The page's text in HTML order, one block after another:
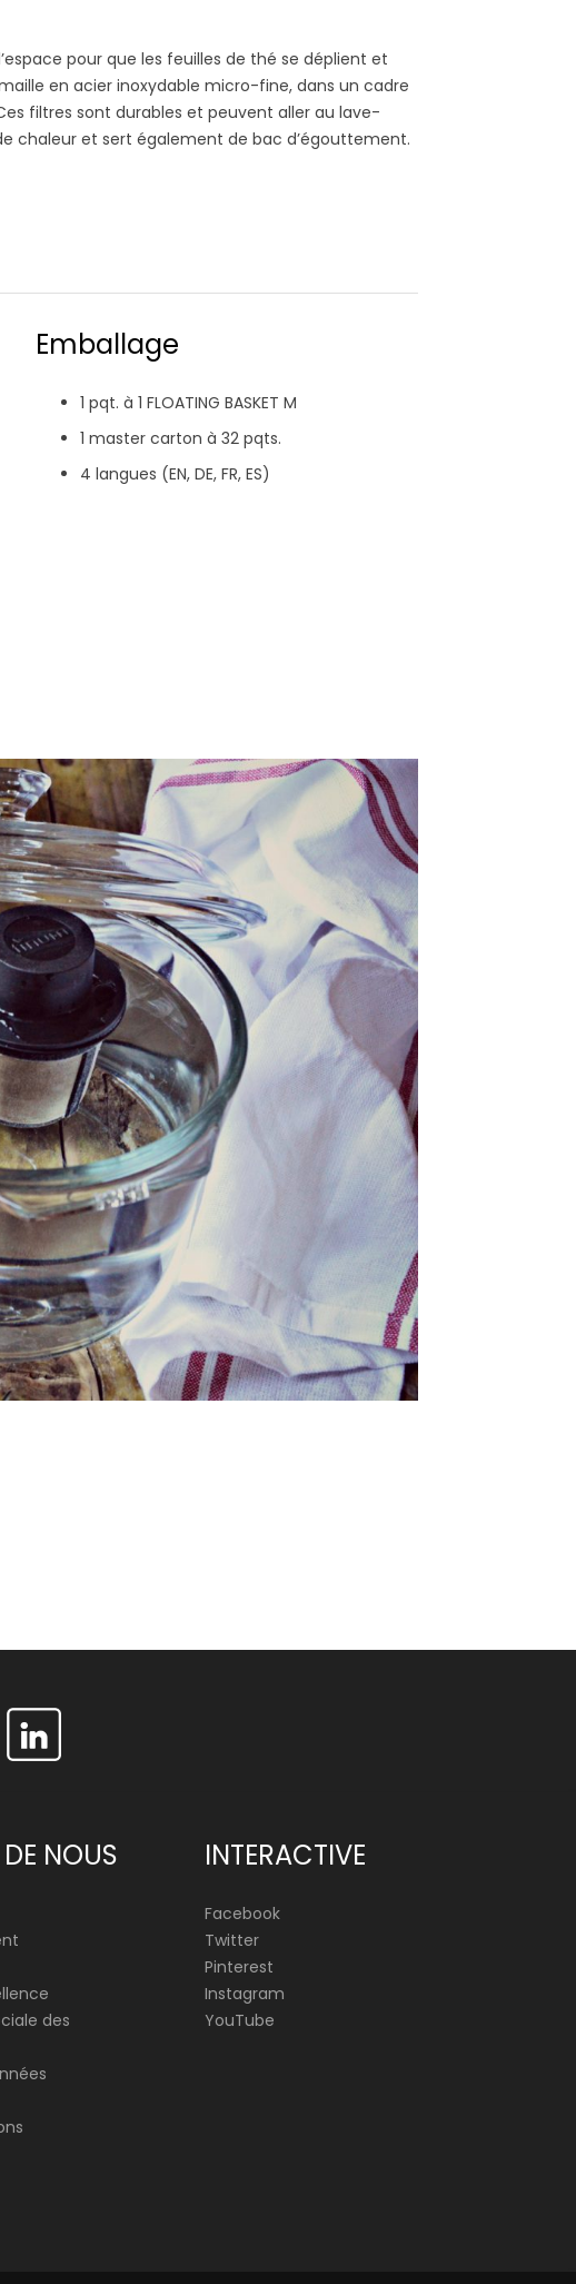
pour que les feuilles de thé se déplient et
en acier inoxydable micro-fine, dans un cadre
filtres sont durables et peuvent aller au lave-
chaleur et sert également de bac d’égouttement.
Emballage
1 pqt. à 1 FLOATING BASKET M
1 master carton à 32 pqts.
4 langues (EN, DE, FR, ES)
NOUS
des
INTERACTIVE
Facebook
Twitter
Pinterest
Instagram
YouTube